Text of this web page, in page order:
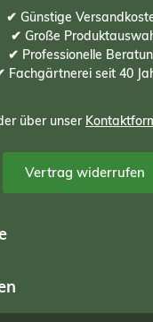
✔ Günstige
✔ Große
✔ Professionelle
Fachgärtnerei seit 40
über unser
Vertrag widerrufen